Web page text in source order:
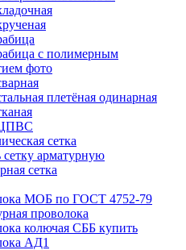
с полимерным
фото
плетёная одинарная
сетка
сетку арматурную
сетка
МОБ по ГОСТ 4752-79
проволока
колючая СББ купить
АД1